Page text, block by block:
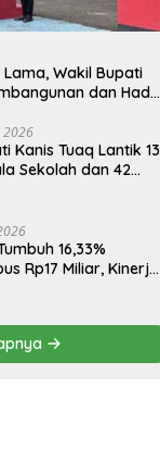
Wakil Bupati
dan Hadir
2026
Kanis Tuaq Lantik 13
Sekolah dan 42
16,33%
Rp17 Miliar, Kinerja